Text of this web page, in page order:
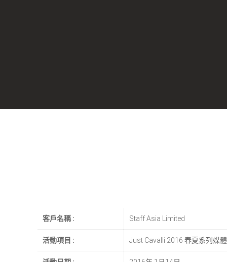
客戶名稱 : Staff Asia Limited
活動項目 : Just Cavalli 2016 春夏系列媒